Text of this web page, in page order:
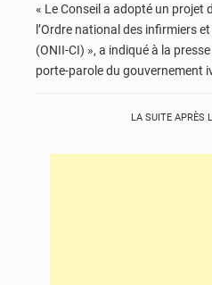
« Le Conseil a adopté un projet
l’Ordre national des infirmiers
(ONII-CI) », a indiqué à la
porte-parole du gouvernement
LA SUITE APRÈS